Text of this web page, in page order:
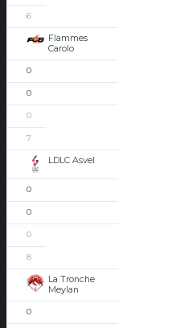
6
Flammes
Carolo
0
0
0
7
LDLC Asvel
0
0
0
8
La Tronche
Meylan
0